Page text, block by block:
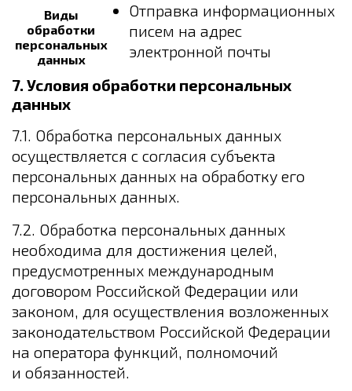
Виды
обработки
персональных
данных
Отправка информационных
писем на адрес
электронной почты
7. Условия обработки персональных
данных
7.1. Обработка персональных данных
осуществляется с согласия субъекта
персональных данных на обработку его
персональных данных.
7.2. Обработка персональных данных
необходима для достижения целей,
предусмотренных международным
договором Российской Федерации или
законом, для осуществления возложенных
законодательством Российской Федерации
на оператора функций, полномочий
и обязанностей.